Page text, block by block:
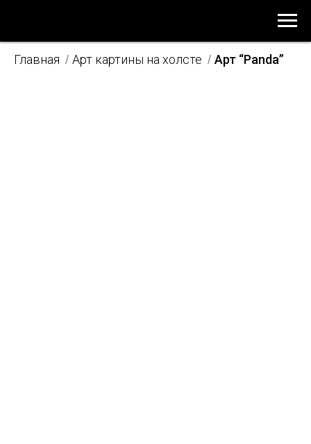
Главная / Арт картины на холсте / Арт “Panda”